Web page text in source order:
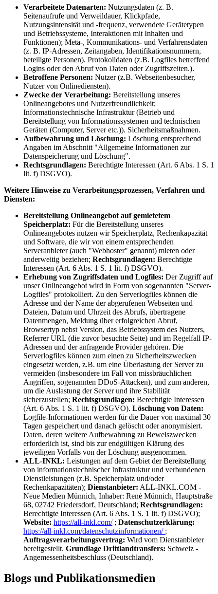
Verarbeitete Datenarten: Nutzungsdaten (z. B.
Seitenaufrufe und Verweildauer, Klickpfade,
Nutzungsintensität und -frequenz, verwendete Gerätetypen
und Betriebssysteme, Interaktionen mit Inhalten und
Funktionen); Meta-, Kommunikations- und Verfahrensdaten
(z. B. IP-Adressen, Zeitangaben, Identifikationsnummern,
beteiligte Personen). Protokolldaten (z.B. Logfiles betreffend
Logins oder den Abruf von Daten oder Zugriffszeiten.).
Betroffene Personen: Nutzer (z.B. Webseitenbesucher,
Nutzer von Onlinediensten).
Zwecke der Verarbeitung: Bereitstellung unseres
Onlineangebotes und Nutzerfreundlichkeit;
Informationstechnische Infrastruktur (Betrieb und
Bereitstellung von Informationssystemen und technischen
Geräten (Computer, Server etc.)). Sicherheitsmaßnahmen.
Aufbewahrung und Löschung: Löschung entsprechend
Angaben im Abschnitt "Allgemeine Informationen zur
Datenspeicherung und Löschung".
Rechtsgrundlagen: Berechtigte Interessen (Art. 6 Abs. 1 S. 1
lit. f) DSGVO).
Weitere Hinweise zu Verarbeitungsprozessen, Verfahren und
Diensten:
Bereitstellung Onlineangebot auf gemietetem
Speicherplatz: Für die Bereitstellung unseres
Onlineangebotes nutzen wir Speicherplatz, Rechenkapazität
und Software, die wir von einem entsprechenden
Serveranbieter (auch "Webhoster" genannt) mieten oder
anderweitig beziehen; Rechtsgrundlagen: Berechtigte
Interessen (Art. 6 Abs. 1 S. 1 lit. f) DSGVO).
Erhebung von Zugriffsdaten und Logfiles: Der Zugriff auf
unser Onlineangebot wird in Form von sogenannten "Server-
Logfiles" protokolliert. Zu den Serverlogfiles können die
Adresse und der Name der abgerufenen Webseiten und
Dateien, Datum und Uhrzeit des Abrufs, übertragene
Datenmengen, Meldung über erfolgreichen Abruf,
Browsertyp nebst Version, das Betriebssystem des Nutzers,
Referrer URL (die zuvor besuchte Seite) und im Regelfall IP-
Adressen und der anfragende Provider gehören. Die
Serverlogfiles können zum einen zu Sicherheitszwecken
eingesetzt werden, z.B. um eine Überlastung der Server zu
vermeiden (insbesondere im Fall von missbräuchlichen
Angriffen, sogenannten DDoS-Attacken), und zum anderen,
um die Auslastung der Server und ihre Stabilität
sicherzustellen; Rechtsgrundlagen: Berechtigte Interessen
(Art. 6 Abs. 1 S. 1 lit. f) DSGVO). Löschung von Daten:
Logfile-Informationen werden für die Dauer von maximal 30
Tagen gespeichert und danach gelöscht oder anonymisiert.
Daten, deren weitere Aufbewahrung zu Beweiszwecken
erforderlich ist, sind bis zur endgültigen Klärung des
jeweiligen Vorfalls von der Löschung ausgenommen.
ALL-INKL: Leistungen auf dem Gebiet der Bereitstellung
von informationstechnischer Infrastruktur und verbundenen
Dienstleistungen (z.B. Speicherplatz und/oder
Rechenkapazitäten); Dienstanbieter: ALL-INKL.COM -
Neue Medien Münnich, Inhaber: René Münnich, Hauptstraße
68, 02742 Friedersdorf, Deutschland; Rechtsgrundlagen:
Berechtigte Interessen (Art. 6 Abs. 1 S. 1 lit. f) DSGVO);
Website: https://all-inkl.com/; Datenschutzerklärung:
https://all-inkl.com/datenschutzinformationen/ ;
Auftragsverarbeitungsvertrag: Wird vom Dienstanbieter
bereitgestellt. Grundlage Drittlandtransfers: Schweiz -
Angemessenheitsbeschluss (Deutschland).
Blogs und Publikationsmedien